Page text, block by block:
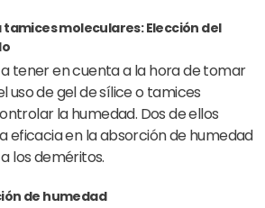
moleculares: Elección del
tener en cuenta a la hora de tomar
uso de gel de sílice o tamices
la humedad. Dos de ellos
eficacia en la absorción de humedad
los deméritos.
de humedad